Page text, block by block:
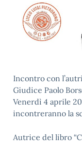
Incontro con
Giudice Paolo
Venerdì 4 aprile
incontreranno la
Autrice del libro